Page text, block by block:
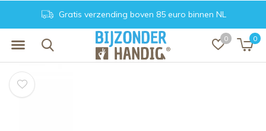
0 0
Gratis verzending boven 85 euro binnen NL